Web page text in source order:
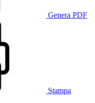
Genera PDF
Stampa